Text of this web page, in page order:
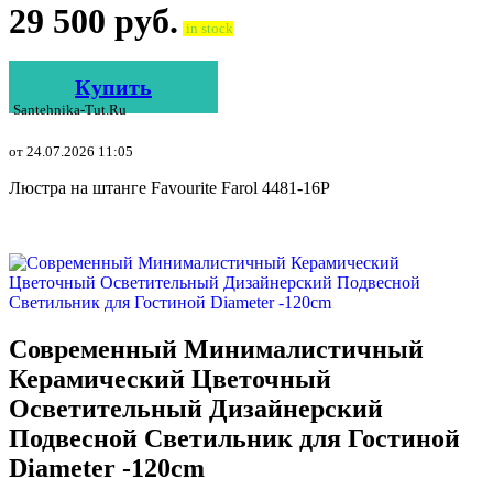
29 500 руб. in stock
Купить
Santehnika-Tut.ru
от 24.07.2026 11:05
Люстра на штанге Favourite Farol 4481-16P
Современный Минималистичный
Керамический Цветочный
Осветительный Дизайнерский
Подвесной Светильник для Гостиной
Diameter -120cm